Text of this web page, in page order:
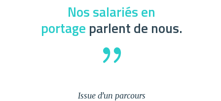
Nos salariés en
portage parlent de nous.
Issue d’un parcours